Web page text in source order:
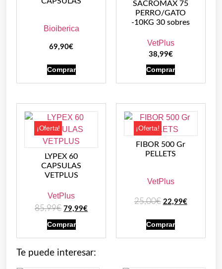
Bioiberica
69,90€
Comprar
SACROMAX 75
PERRO/GATO
-10KG 30 sobres
VetPlus
38,99€
Comprar
¡Oferta!
LYPEX 60
CAPSULAS
VETPLUS
VetPlus
85,99€ 79,99€
Comprar
¡Oferta!
FIBOR 500 Gr
PELLETS
VetPlus
25,00€ 22,99€
Comprar
Te puede interesar: